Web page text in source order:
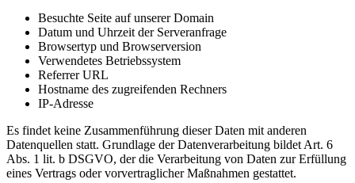
Besuchte Seite auf unserer Domain
Datum und Uhrzeit der Serveranfrage
Browsertyp und Browserversion
Verwendetes Betriebssystem
Referrer URL
Hostname des zugreifenden Rechners
IP-Adresse
Es findet keine Zusammenführung dieser Daten mit anderen
Datenquellen statt. Grundlage der Datenverarbeitung bildet Art. 6
Abs. 1 lit. b DSGVO, der die Verarbeitung von Daten zur Erfüllung
eines Vertrags oder vorvertraglicher Maßnahmen gestattet.